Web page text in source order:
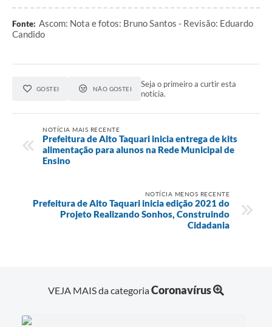
Fonte: Ascom: Nota e fotos: Bruno Santos - Revisão: Eduardo
Candido
GOSTEI NÃO GOSTEI
Seja o primeiro a curtir esta
notícia.
NOTÍCIA MAIS RECENTE
Prefeitura de Alto Taquari inicia entrega de kits
alimentação para alunos na Rede Municipal de
Ensino
NOTÍCIA MENOS RECENTE
Prefeitura de Alto Taquari inicia edição 2021 do
Projeto Realizando Sonhos, Construindo
Cidadania
VEJA MAIS da categoriaCoronavírus